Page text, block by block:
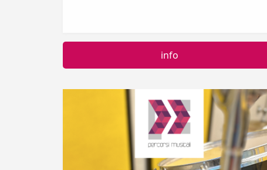
info